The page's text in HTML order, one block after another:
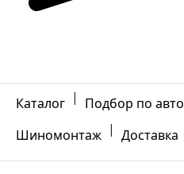
Каталог | Подбор по авто
Шиномонтаж | Доставка